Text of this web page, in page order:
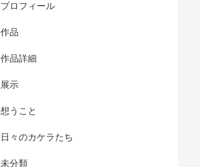
プロフィール
作品
作品詳細
展示
想うこと
日々のカケラたち
未分類